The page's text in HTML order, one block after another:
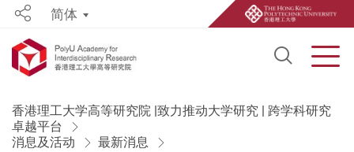
Open
Share简体
香港理工大学高等研究院 |致力推动大学研究 | 跨学科研究
卓越平台
消息及活动
最新消息